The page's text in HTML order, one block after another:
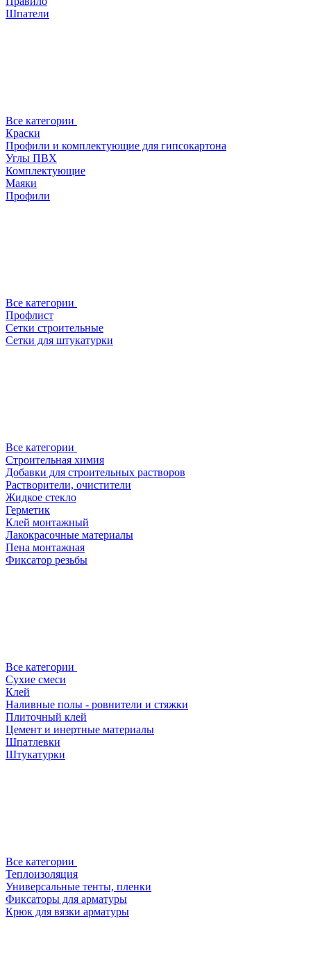
Шпатели
Все категории
Краски
Профили и комплектующие для гипсокартона
Углы ПВХ
Комплектующие
Маяки
Профили
Все категории
Профлист
Сетки строительные
Сетки для штукатурки
Все категории
Строительная химия
Добавки для строительных растворов
Растворители, очистители
Жидкое стекло
Герметик
Клей монтажный
Лакокрасочные материалы
Пена монтажная
Фиксатор резьбы
Все категории
Сухие смеси
Клей
Наливные полы - ровнители и стяжки
Плиточный клей
Цемент и инертные материалы
Шпатлевки
Штукатурки
Все категории
Теплоизоляция
Универсальные тенты, пленки
Фиксаторы для арматуры
Крюк для вязки арматуры